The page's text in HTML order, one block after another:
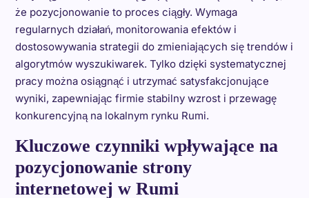
że pozycjonowanie to proces ciągły. Wymaga
regularnych działań, monitorowania efektów i
dostosowywania strategii do zmieniających się trendów i
algorytmów wyszukiwarek. Tylko dzięki systematycznej
pracy można osiągnąć i utrzymać satysfakcjonujące
wyniki, zapewniając firmie stabilny wzrost i przewagę
konkurencyjną na lokalnym rynku Rumi.
Kluczowe czynniki wpływające na
pozycjonowanie strony
internetowej w Rumi